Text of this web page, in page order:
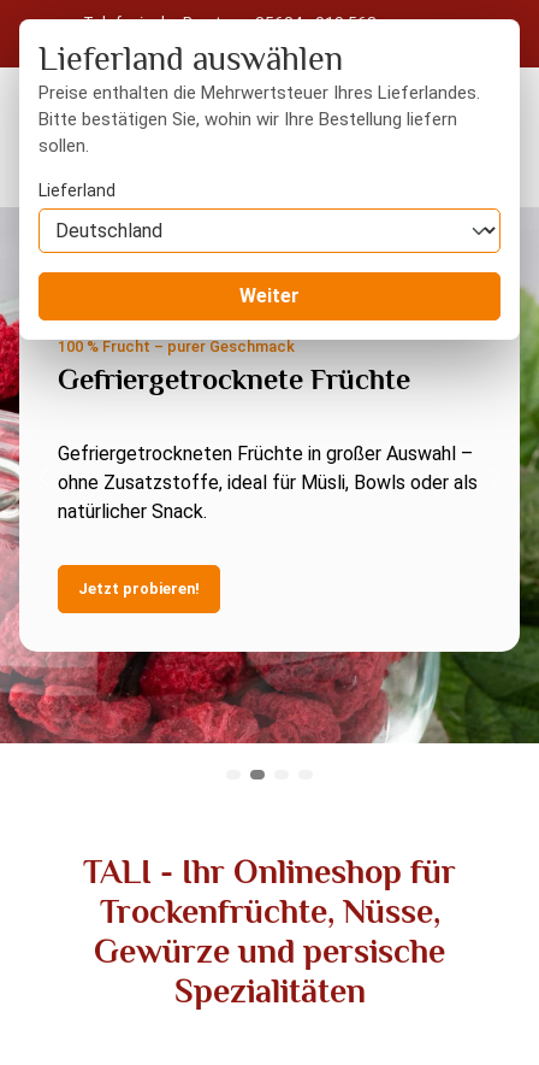
Zum Hauptinhalt springen
Telefonische Beratung: 05604 - 919 563
Kostenloser Versand in Deutschland ab 50 € Warenwert
Slide 2 von 4 wird angezeigt
100 % Frucht – purer Geschmack
Gefriergetrocknete Früchte
Gefriergetrockneten Früchte in großer Auswahl –
ohne Zusatzstoffe, ideal für Müsli, Bowls oder als
natürlicher Snack.
Jetzt probieren!
Zum vorherigen Slide
TALI - Ihr Onlineshop für
Trockenfrüchte, Nüsse,
Gewürze und persische
Spezialitäten
Lieferland auswählen
Preise enthalten die Mehrwertsteuer Ihres Lieferlandes.
Bitte bestätigen Sie, wohin wir Ihre Bestellung liefern
sollen.
Lieferland
Weiter